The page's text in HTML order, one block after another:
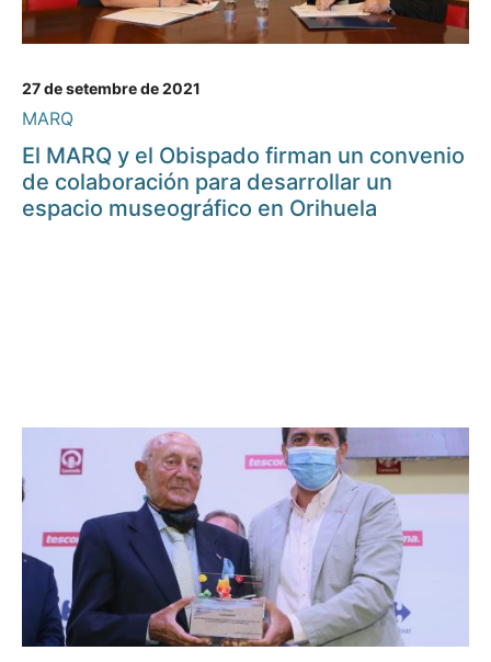
27 de setembre de 2021
MARQ
El MARQ y el Obispado firman un convenio
de colaboración para desarrollar un
espacio museográfico en Orihuela